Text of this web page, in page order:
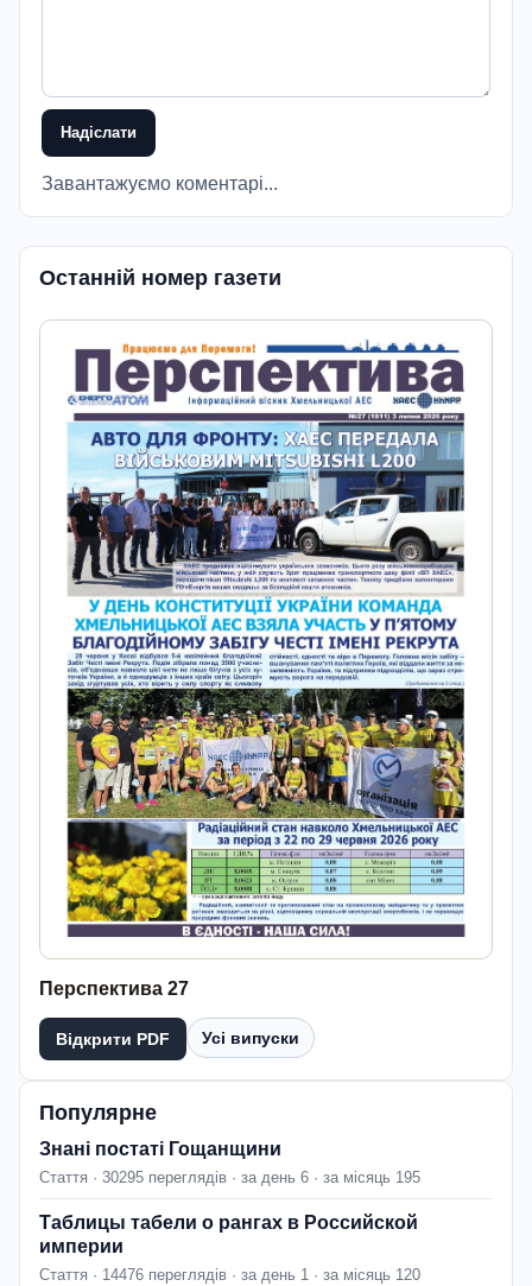
Надіслати
Завантажуємо коментарі...
Останній номер газети
Перспектива 27
Відкрити PDF Усі випуски
Популярне
Знані постаті Гощанщини
Стаття · 30295 переглядів · за день 6 · за місяць 195
Таблицы табели о рангах в Российской
империи
Стаття · 14476 переглядів · за день 1 · за місяць 120